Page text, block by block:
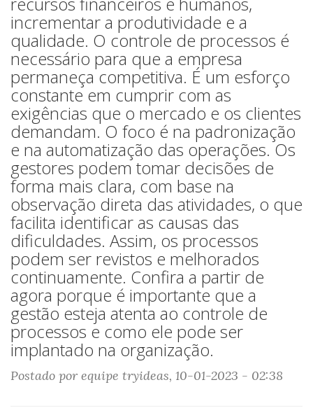
incrementar a produtividade e a
qualidade. O controle de processos é
necessário para que a empresa
permaneça competitiva. É um esforço
constante em cumprir com as
exigências que o mercado e os clientes
demandam. O foco é na padronização
e na automatização das operações. Os
gestores podem tomar decisões de
forma mais clara, com base na
observação direta das atividades, o que
facilita identificar as causas das
dificuldades. Assim, os processos
podem ser revistos e melhorados
continuamente. Confira a partir de
agora porque é importante que a
gestão esteja atenta ao controle de
processos e como ele pode ser
implantado na organização.
Postado por equipe tryideas, 10-01-2023 - 02:38